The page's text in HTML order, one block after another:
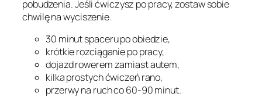
pobudzenia. Jeśli ćwiczysz po pracy, zostaw sobie
chwilę na wyciszenie.
30 minut spaceru po obiedzie,
krótkie rozciąganie po pracy,
dojazd rowerem zamiast autem,
kilka prostych ćwiczeń rano,
przerwy na ruch co 60-90 minut.